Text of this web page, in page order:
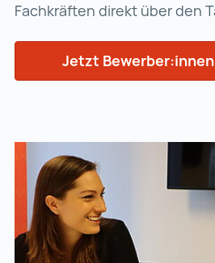
Fachkräften direkt über den
Jetzt